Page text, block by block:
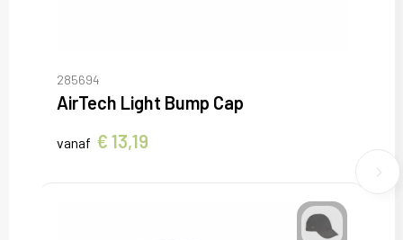
285694
AirTech Light Bump Cap
vanaf € 13,19